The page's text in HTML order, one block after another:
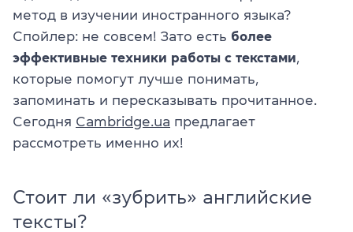
метод в изучении иностранного языка?
Спойлер: не совсем! Зато есть более
эффективные техники работы с текстами
которые помогут лучше понимать,
запоминать и пересказывать прочитанное.
Сегодня Cambridge.ua предлагает
рассмотреть именно их!
Стоит ли «зубрить» английские
тексты?